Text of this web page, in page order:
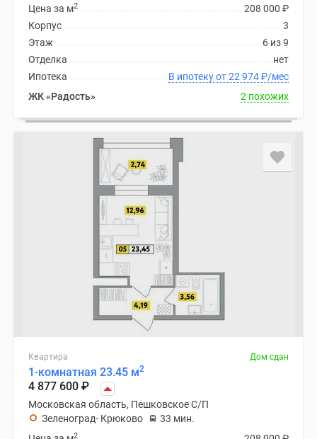
208 000 ₽
Цена за м2
3
Корпус
6 из 9
Этаж
нет
Отделка
В ипотеку от 22 974₽/мес
Ипотека
ЖК «Радость»
2 похожих
Квартира Дом сдан
1-комнатная 23.45 м2
4 877 600 ₽
Московская область, Пешковское С/П
Зеленоград- Крюково
33 мин.
2